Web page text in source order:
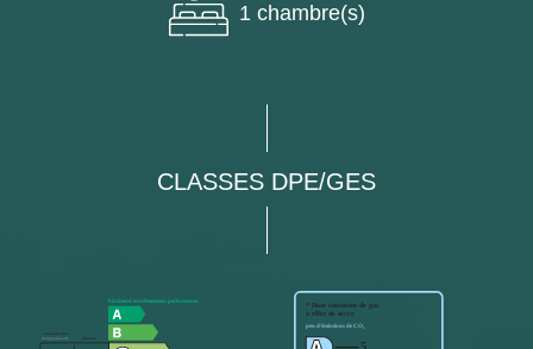
1 chambre(s)
CLASSES DPE/GES